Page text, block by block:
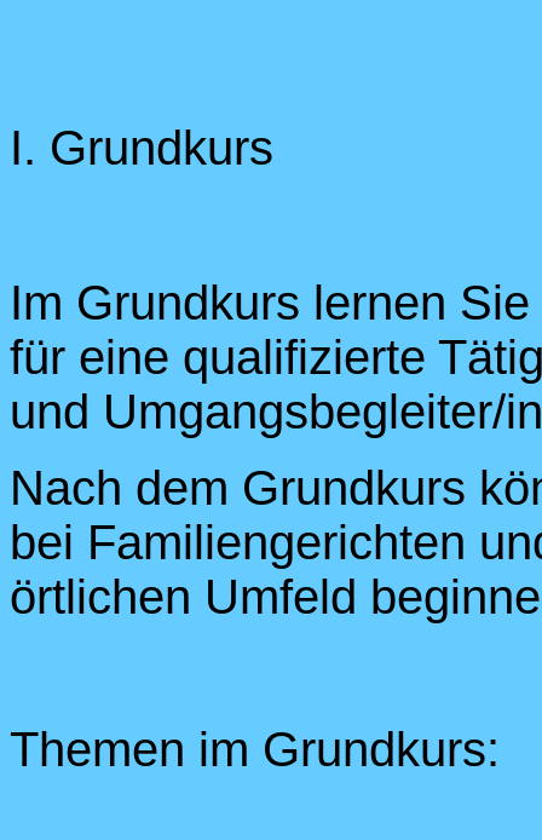
I. Grundkurs
Im Grundkurs lernen
für eine qualifizierte
und Umgangsbegleiter/
Nach dem Grundkurs
bei Familiengerichten
örtlichen Umfeld
Themen im Grundkurs: